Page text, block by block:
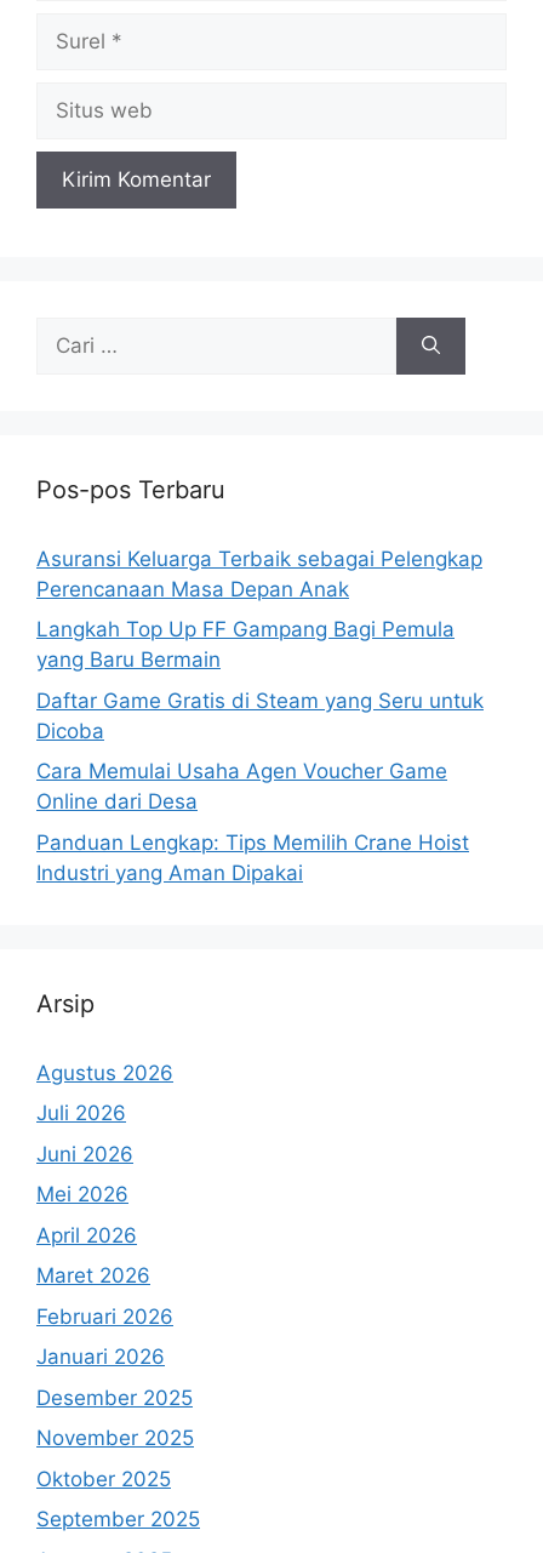
web
untuk:
Pos-pos Terbaru
Asuransi Keluarga Terbaik sebagai Pelengkap
Perencanaan Masa Depan Anak
Langkah Top Up FF Gampang Bagi Pemula
yang Baru Bermain
Daftar Game Gratis di Steam yang Seru untuk
Dicoba
Cara Memulai Usaha Agen Voucher Game
Online dari Desa
Panduan Lengkap: Tips Memilih Crane Hoist
Industri yang Aman Dipakai
Arsip
Agustus 2026
Juli 2026
Juni 2026
Mei 2026
April 2026
Maret 2026
Februari 2026
Januari 2026
Desember 2025
November 2025
Oktober 2025
September 2025